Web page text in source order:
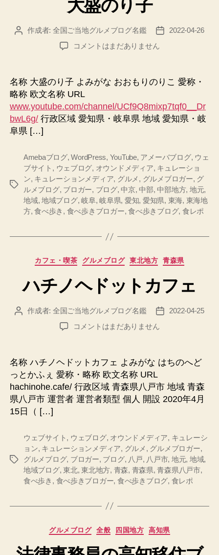
の
リ
大盛のり子
投 作成者: 全国ご当地グルメブログ名鑑
投
2022-04-26
大
子
へ
の
コメントはまだありません
名称 大盛のり子 よみがな おおもりのりこ 愛称・
略称 欧文名称 URL
www.youtube.com/channel/UCf9Q8mixp7tqf0__Dr
bwL6g/ 行政区域 愛知県・岐阜県 地域 愛知県・岐
阜県 […]
タ
Amebaブログ,WordPress, YouTube, アメーバブログ, ウェ
ブサイト , ウェブログ, オウンドメディア, キュレーショ
ン, キュレーションメディア, グルメ , グルメブロガー, グ
ルメブログ, ブロガー, ブログ,中京,中部,中部地方, 地元,
地域, 地域ブログ,岐阜,岐阜県, 愛知, 愛知県, 東海, 東海地
方,食べ歩き , 食べ歩きブロガー,食べ歩きブログ, 食レポ
カ
ゴ
リ
カフェ・喫茶 グルメブログ 東北地方 青森県
ハチノヘドットカフェ
投 作成者: 全国ご当地グルメブログ名鑑
投
2022-04-25
ハ
ヘ
ド
ッ
ト
カ
へ
の
コメントはまだありません
名称 ハチノヘドットカフェ よみがな はちのへど
っとかふぇ 愛称・略称 欧文名称 URL
hachinohe.cafe/ 行政区域 青森県八戸市 地域 青森
県八戸市 運営者 運営者類型 個人 開設 2020年4月
15日（ […]
タ
ウェブサイト , ウェブログ, オウンドメディア, キュレーシ
ョン, キュレーションメディア, グルメ , グルメブロガー,
グルメブログ, ブロガー, ブログ, 八戸, 八戸市, 地元, 地域,
地域ブログ,東北,東北地方, 青森, 青森県,青森県八戸市,
食べ歩き , 食べ歩きブロガー, 食べ歩きブログ, 食レポ
カ
ゴ
グルメブログ 全般 四国地方 高知県